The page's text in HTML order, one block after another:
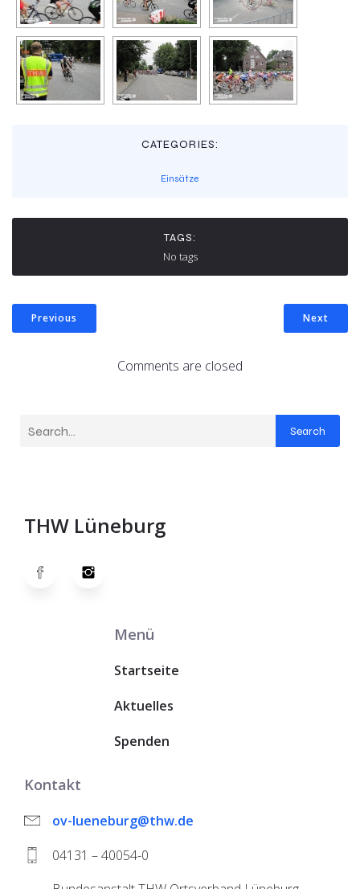
CATEGORIES:
Einsätze
TAGS:
No tags
Previous Next
Comments are closed
Search
THW Lüneburg
Menü
Startseite
Aktuelles
Spenden
Kontakt
ov-lueneburg@thw.de
04131 – 40054-0